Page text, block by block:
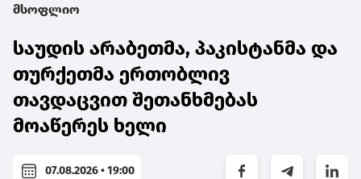
მსოფლიო
საუდის არაბეთმა, პაკისტანმა და
თურქეთმა ერთობლივ
თავდაცვით შეთანხმებას
მოაწერეს ხელი
07.08.2026 • 19:00